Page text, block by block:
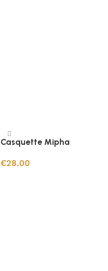
Casquette Mipha
€28.00